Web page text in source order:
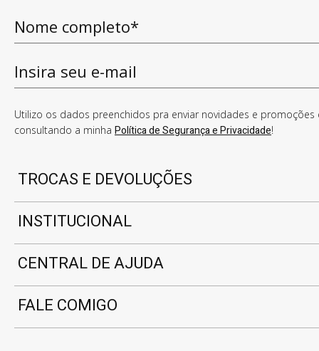
Utilizo os dados preenchidos pra enviar novidades e promoções
consultando a minha Política de Segurança e Privacidade!
TROCAS E DEVOLUÇÕES
INSTITUCIONAL
CENTRAL DE AJUDA
FALE COMIGO